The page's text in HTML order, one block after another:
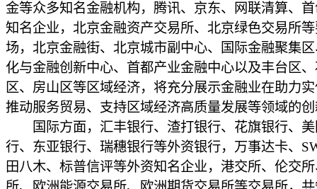
金等众多知名金融机构，腾讯、京东、网联清算、
知名企业，北京金融资产交易所、北京绿色交易所
场，北京金融街、北京城市副中心、国际金融聚集
化与金融创新中心、首都产业金融中心以及丰台区
区、房山区等区域经济，将充分展示金融业在助力
推动服务贸易、支持区域经济高质量发展等领域的
国际方面，汇丰银行、渣打银行、花旗银行、美
行、东亚银行、瑞穗银行等外资银行，万事达卡、
田八木、标普信评等外资知名企业，港交所、伦交